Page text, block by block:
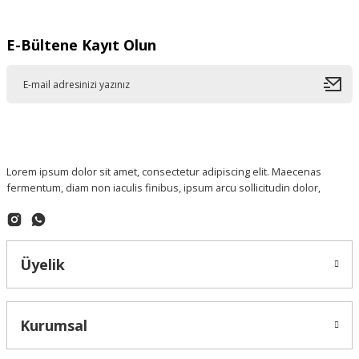
E-Bültene Kayıt Olun
Lorem ipsum dolor sit amet, consectetur adipiscing elit. Maecenas
fermentum, diam non iaculis finibus, ipsum arcu sollicitudin dolor,
Üyelik
Kurumsal